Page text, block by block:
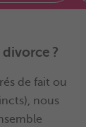
?
de fait ou
nous